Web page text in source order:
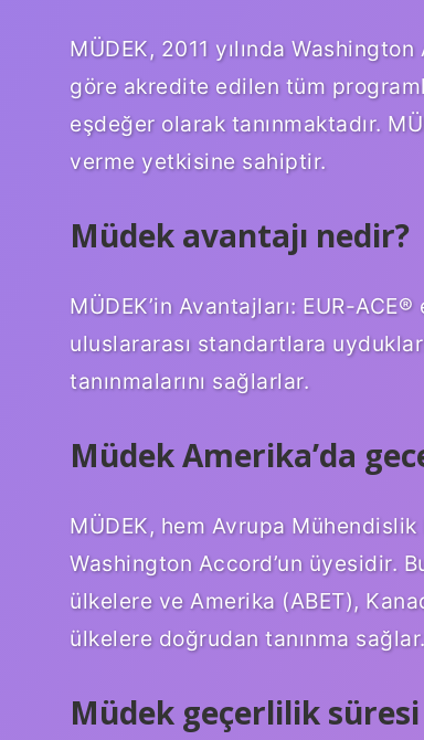
MÜDEK, 2011 yılında
göre akredite edilen tüm
eşdeğer olarak tanınmaktadır.
verme yetkisine sahiptir.
Müdek avantajı nedir?
MÜDEK’in Avantajları: EUR-
uluslararası standartlara
tanınmalarını sağlarlar.
Müdek Amerika’da
MÜDEK, hem Avrupa
Washington Accord’un üyesidir.
ülkelere ve Amerika (ABET),
ülkelere doğrudan tanınma sağlar.
Müdek geçerlilik